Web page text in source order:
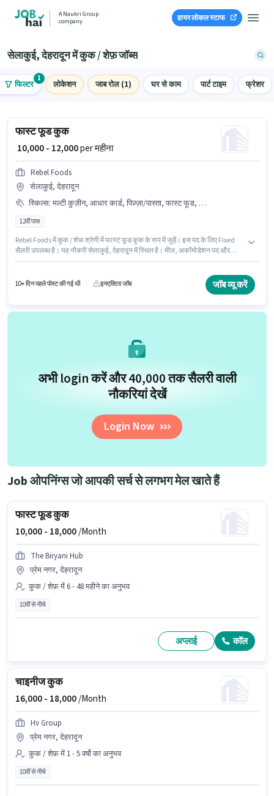
A Naukri Group
company
हायर लोकल स्टाफ
सेलाकुई, देहरादून में कुक / शेफ़ जॉब्स
फिल्टर
1
लोकेशन जाब रोल (1) घर से काम पार्ट टाइम फ्रेशर
फास्ट फूड कुक
₹ 10,000 - 12,000per महीना
Rebel Foods
सेलाकुई, देहरादून
स्किल्स: मल्टी कुज़ीन, आधार कार्ड, पिज़्ज़ा/पास्ता, फास्ट फूड, PAN कार्ड, तंदूर, चीनी, फूड हाईजीन/ सेफ्टी, बैंक अकाउंट, बेकिंग
12वीं पास
Rebel Foods में कुक / शेफ़ श्रेणी में फास्ट फूड कुक के रूप में जुड़ें। इस पद के लिए Fixed
सैलरी उपलब्ध है। यह नौकरी सेलाकुई, देहरादून में स्थित है। मील, अकॉमोडेशन पद और
मल्टी कुज़ीन, तंदूर, पिज़्ज़ा/पास्ता, फूड हाईजीन/ सेफ्टी होना अनिवार्य है।
10+ दिन पहले पोस्ट की गई थी इनएक्टिव जॉब जॉब व्यू करें
अभी login करें और ₹40,000 तक सैलरी वाली
नौकरियां देखें
Login Now
Job ओपनिंग्स जो आपकी सर्च से लगभग मेल खाते हैं
फास्ट फूड कुक
10,000 - 18,000/Month
The Biryani Hub
प्रेम नगर, देहरादून
कुक / शेफ़ में 6 - 48 महीने का अनुभव
10वीं से नीचे
अप्लाई कॉल
चाइनीज कुक
16,000 - 18,000/Month
Hv Group
प्रेम नगर, देहरादून
कुक / शेफ़ में 1 - 5 वर्षो का अनुभव
10वीं से नीचे